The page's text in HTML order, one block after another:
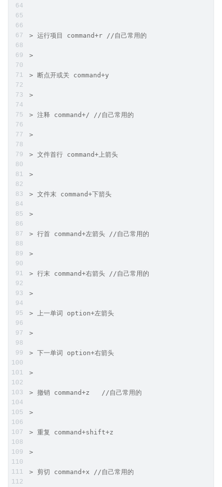
> 运行项目 command+r //自己常用的
>
> 断点开或关 command+y
>
> 注释 command+/ //自己常用的
>
> 文件首行 command+上箭头
>
> 文件末 command+下箭头
>
> 行首 command+左箭头 //自己常用的
>
> 行末 command+右箭头 //自己常用的
>
> 上一单词 option+左箭头
>
> 下一单词 option+右箭头
>
> 撤销 command+z   //自己常用的
>
> 重复 command+shift+z
>
> 剪切 command+x //自己常用的